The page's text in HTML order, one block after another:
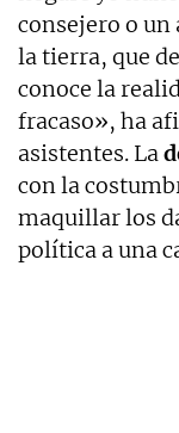
consejero o un
la tierra, que
conoce la
fracaso», ha
asistentes. La
con la
maquillar los
política a una